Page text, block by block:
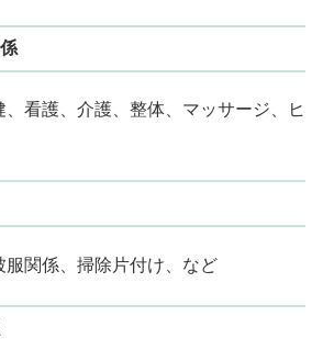
、看護、介護、整体、マッサージ、ヒ
服関係、掃除片付け、など